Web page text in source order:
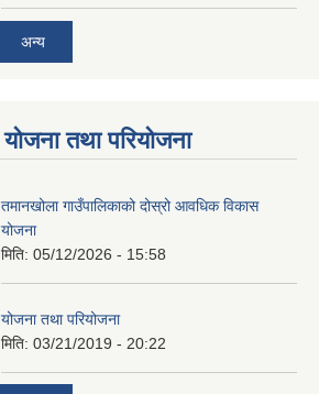
अन्य
योजना तथा परियोजना
तमानखोला गाउँपालिकाको दोस्रो आवधिक विकास
योजना
मिति: 05/12/2026 - 15:58
योजना तथा परियोजना
मिति: 03/21/2019 - 20:22